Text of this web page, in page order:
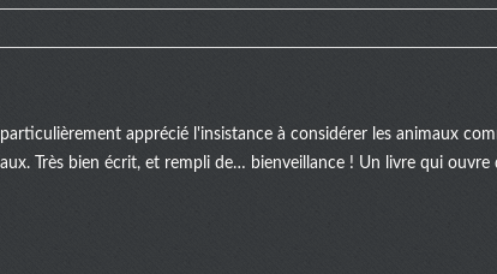
apprécié l'insistance à considérer les animaux
Très bien écrit, et rempli de… bienveillance ! Un livre qui ouvre